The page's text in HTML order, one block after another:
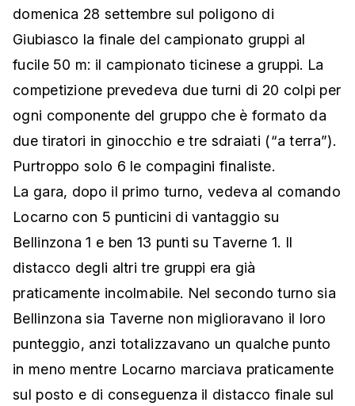
domenica 28 settembre sul poligono di
Giubiasco la finale del campionato gruppi al
fucile 50 m: il campionato ticinese a gruppi. La
competizione prevedeva due turni di 20 colpi per
ogni componente del gruppo che è formato da
due tiratori in ginocchio e tre sdraiati (“a terra”).
Purtroppo solo 6 le compagini finaliste.
La gara, dopo il primo turno, vedeva al comando
Locarno con 5 punticini di vantaggio su
Bellinzona 1 e ben 13 punti su Taverne 1. Il
distacco degli altri tre gruppi era già
praticamente incolmabile. Nel secondo turno sia
Bellinzona sia Taverne non miglioravano il loro
punteggio, anzi totalizzavano un qualche punto
in meno mentre Locarno marciava praticamente
sul posto e di conseguenza il distacco finale sul